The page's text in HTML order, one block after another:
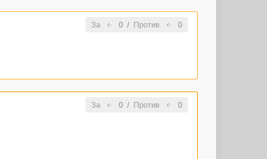
За 0/ Против 0
За 0/ Против 0